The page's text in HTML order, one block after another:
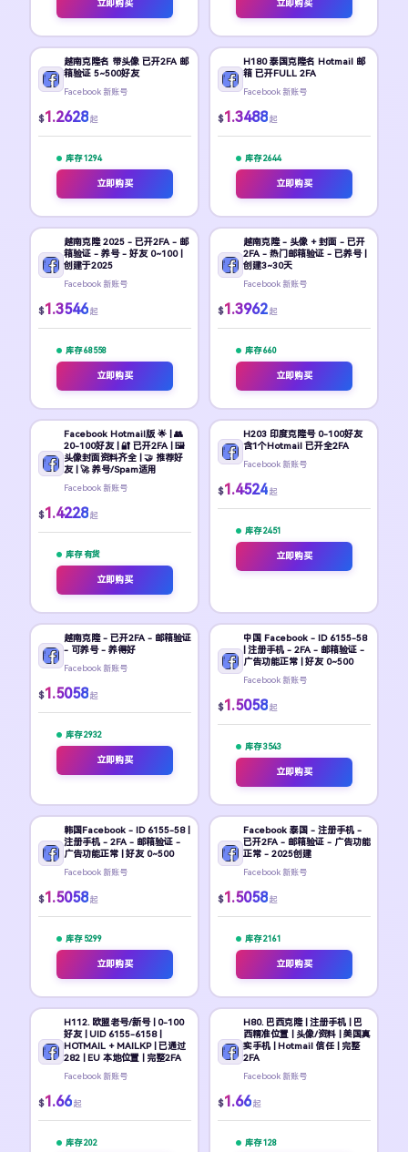
立即购买 立即购买
越南克隆名 带头像 已开2FA 邮
箱验证 5~500好友
Facebook 新账号
$1.2628 起
库存 1294
立即购买
H180 泰国克隆名 Hotmail 邮
箱 已开FULL 2FA
Facebook 新账号
$1.3488 起
库存 2644
立即购买
越南克隆 2025 - 已开2FA - 邮
箱验证 - 养号 - 好友 0~100 |
创建于2025
Facebook 新账号
$1.3546 起
库存 68558
立即购买
越南克隆 - 头像 + 封面 - 已开
2FA - 热门邮箱验证 - 已养号 |
创建3~30天
Facebook 新账号
$1.3962 起
库存 660
立即购买
Facebook Hotmail版 🌟 | 👥
20-100好友 | 🔐 已开2FA | 🖼️
头像封面资料齐全 | 🤝 推荐好
友 | 🚀 养号/Spam适用
Facebook 新账号
$1.4228 起
库存 有货
立即购买
H203 印度克隆号 0-100好友
含1个Hotmail 已开全2FA
Facebook 新账号
$1.4524 起
库存 2451
立即购买
越南克隆 - 已开2FA - 邮箱验证
- 可养号 - 养得好
Facebook 新账号
$1.5058 起
库存 2932
立即购买
中国 Facebook - ID 6155-58
| 注册手机 - 2FA - 邮箱验证 -
广告功能正常 | 好友 0~500
Facebook 新账号
$1.5058 起
库存 3543
立即购买
韩国Facebook - ID 6155-58 |
注册手机 - 2FA - 邮箱验证 -
广告功能正常 | 好友 0~500
Facebook 新账号
$1.5058 起
库存 5299
立即购买
Facebook 泰国 - 注册手机 -
已开2FA - 邮箱验证 - 广告功能
正常 - 2025创建
Facebook 新账号
$1.5058 起
库存 2161
立即购买
H112. 欧盟老号/新号 | 0-100
好友 | UID 6155-6158 |
HOTMAIL + MAILKP | 已通过
282 | EU 本地位置 | 完整2FA
Facebook 新账号
$1.66 起
库存 202
H80. 巴西克隆 | 注册手机 | 巴
西精准位置 | 头像/资料 | 美国真
实手机 | Hotmail 信任 | 完整
2FA
Facebook 新账号
$1.66 起
库存 128